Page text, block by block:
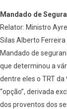
Mandado de
Relator: Ministro
Silas Alberto Ferreira
Mandado de
que determinou a
dentre eles o TRT
“opção”, derivada
dos proventos dos